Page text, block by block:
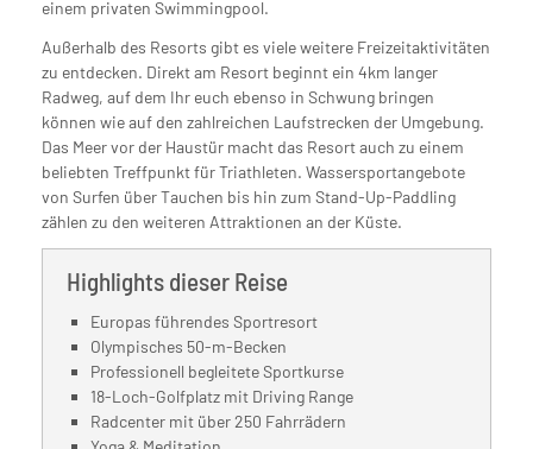
einem privaten Swimmingpool.
Außerhalb des Resorts gibt es viele weitere Freizeitaktivitäten
zu entdecken. Direkt am Resort beginnt ein 4km langer
Radweg, auf dem Ihr euch ebenso in Schwung bringen
können wie auf den zahlreichen Laufstrecken der Umgebung.
Das Meer vor der Haustür macht das Resort auch zu einem
beliebten Treffpunkt für Triathleten. Wassersportangebote
von Surfen über Tauchen bis hin zum Stand-Up-Paddling
zählen zu den weiteren Attraktionen an der Küste.
Highlights dieser Reise
Europas führendes Sportresort
Olympisches 50-m-Becken
Professionell begleitete Sportkurse
18-Loch-Golfplatz mit Driving Range
Radcenter mit über 250 Fahrrädern